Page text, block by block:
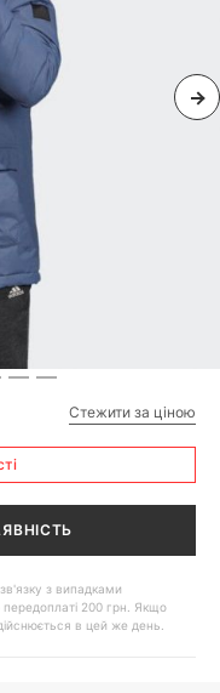
Стежити за ціною
зв'язку з випадками
передоплаті 200 грн. Якщо
в цей же день.